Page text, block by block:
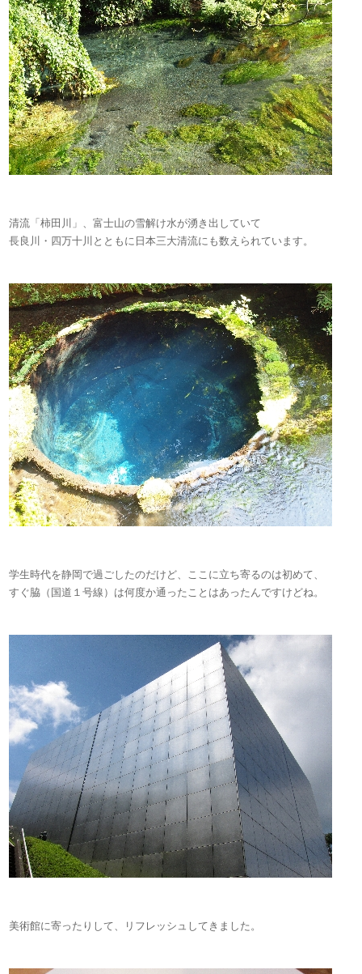
清流「柿田川」、富士山の雪解け水が湧き出していて
長良川・四万十川とともに日本三大清流にも数えられています。
学生時代を静岡で過ごしたのだけど、ここに立ち寄るのは初めて、
すぐ脇（国道１号線）は何度か通ったことはあったんですけどね。
美術館に寄ったりして、リフレッシュしてきました。